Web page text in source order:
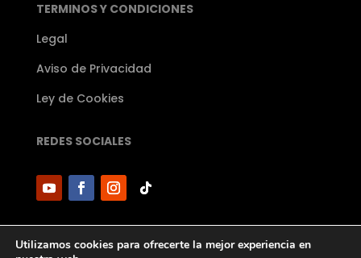
TERMINOS Y CONDICIONES
Legal
Aviso de Privacidad
Ley de Cookies
REDES SOCIALES
Utilizamos cookies para ofrecerte la mejor experiencia en